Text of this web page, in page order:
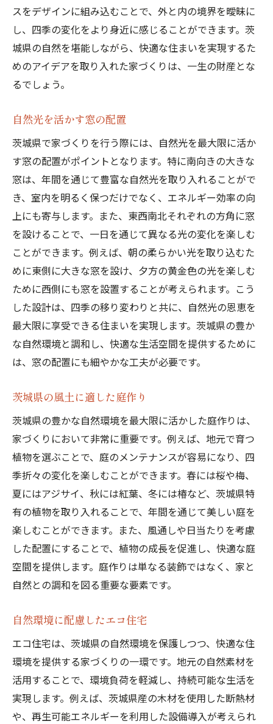
スをデザインに組み込むことで、外と内の境界を曖昧に
し、四季の変化をより身近に感じることができます。茨
城県の自然を堪能しながら、快適な住まいを実現するた
めのアイデアを取り入れた家づくりは、一生の財産とな
るでしょう。
自然光を活かす窓の配置
茨城県で家づくりを行う際には、自然光を最大限に活か
す窓の配置がポイントとなります。特に南向きの大きな
窓は、年間を通じて豊富な自然光を取り入れることがで
き、室内を明るく保つだけでなく、エネルギー効率の向
上にも寄与します。また、東西南北それぞれの方角に窓
を設けることで、一日を通じて異なる光の変化を楽しむ
ことができます。例えば、朝の柔らかい光を取り込むた
めに東側に大きな窓を設け、夕方の黄金色の光を楽しむ
ために西側にも窓を設置することが考えられます。こう
した設計は、四季の移り変わりと共に、自然光の恩恵を
最大限に享受できる住まいを実現します。茨城県の豊か
な自然環境と調和し、快適な生活空間を提供するために
は、窓の配置にも細やかな工夫が必要です。
茨城県の風土に適した庭作り
茨城県の豊かな自然環境を最大限に活かした庭作りは、
家づくりにおいて非常に重要です。例えば、地元で育つ
植物を選ぶことで、庭のメンテナンスが容易になり、四
季折々の変化を楽しむことができます。春には桜や梅、
夏にはアジサイ、秋には紅葉、冬には椿など、茨城県特
有の植物を取り入れることで、年間を通じて美しい庭を
楽しむことができます。また、風通しや日当たりを考慮
した配置にすることで、植物の成長を促進し、快適な庭
空間を提供します。庭作りは単なる装飾ではなく、家と
自然との調和を図る重要な要素です。
自然環境に配慮したエコ住宅
エコ住宅は、茨城県の自然環境を保護しつつ、快適な住
環境を提供する家づくりの一環です。地元の自然素材を
活用することで、環境負荷を軽減し、持続可能な生活を
実現します。例えば、茨城県産の木材を使用した断熱材
や、再生可能エネルギーを利用した設備導入が考えられ